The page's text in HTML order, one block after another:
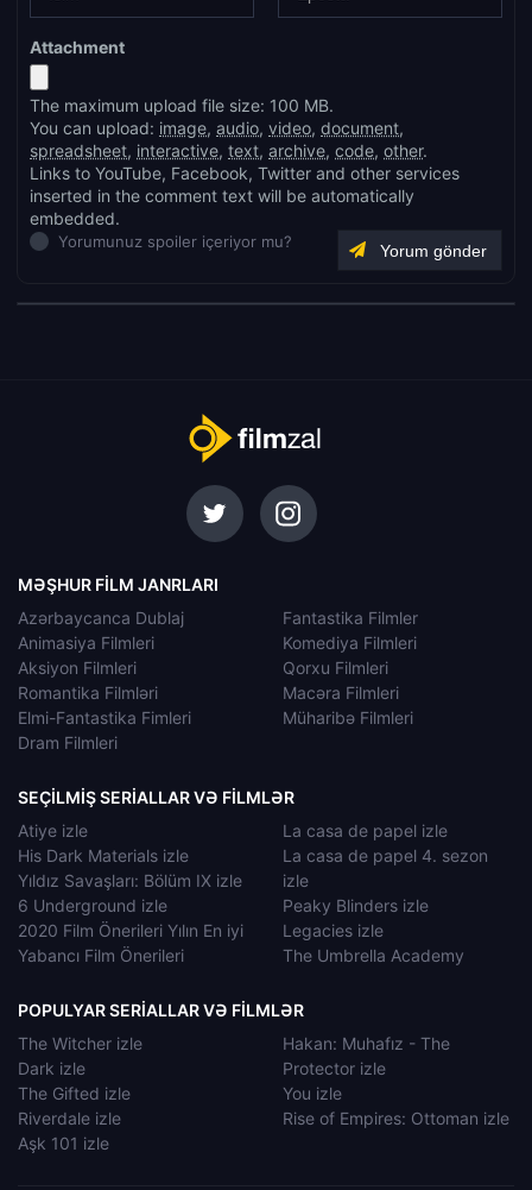
Attachment
The maximum upload file size: 100 MB.
You can upload: image, audio, video, document,
spreadsheet, interactive, text, archive, code, other.
Links to YouTube, Facebook, Twitter and other services
inserted in the comment text will be automatically
embedded.
Yorumunuz spoiler içeriyor mu?
MƏŞHUR FILM JANRLARI
Azərbaycanca Dublaj
Animasiya Filmleri
Aksiyon Filmleri
Romantika Filmləri
Elmi-Fantastika Fimleri
Dram Filmleri
Fantastika Filmler
Komediya Filmleri
Qorxu Filmleri
Macəra Filmleri
Müharibə Filmleri
SEÇILMIŞ SERIALLAR VƏ FILMLƏR
Atiye izle
His Dark Materials izle
Yıldız Savaşları: Bölüm IX izle
6 Underground izle
2020 Film Önerileri Yılın En iyi
Yabancı Film Önerileri
La casa de papel izle
La casa de papel 4. sezon
izle
Peaky Blinders izle
Legacies izle
The Umbrella Academy
POPULYAR SERIALLAR VƏ FILMLƏR
The Witcher izle
Dark izle
The Gifted izle
Riverdale izle
Aşk 101 izle
Hakan: Muhafız - The
Protector izle
You izle
Rise of Empires: Ottoman izle